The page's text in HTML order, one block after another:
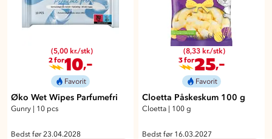
(5,00 kr./stk)
2 for10,-
Favorit
Øko Wet Wipes Parfumefri
Gunry 10 pcs
Bedst før 23.04.2028
(8,33 kr./stk)
3 for25,-
Favorit
Cloetta Påskeskum 100 g
Cloetta 100 g
Bedst før 16.03.2027